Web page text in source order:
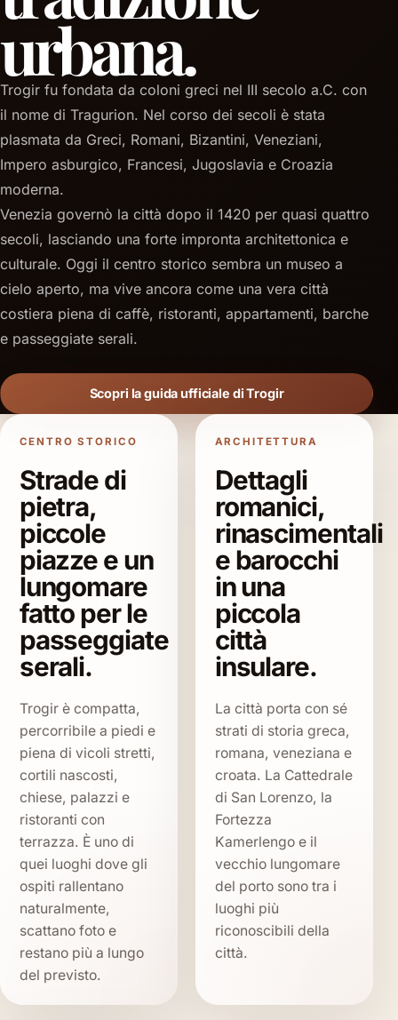
urbana.
Trogir fu fondata da coloni greci nel III secolo a.C. con
il nome di Tragurion. Nel corso dei secoli è stata
plasmata da Greci, Romani, Bizantini, Veneziani,
Impero asburgico, Francesi, Jugoslavia e Croazia
moderna.
Venezia governò la città dopo il 1420 per quasi quattro
secoli, lasciando una forte impronta architettonica e
culturale. Oggi il centro storico sembra un museo a
cielo aperto, ma vive ancora come una vera città
costiera piena di caffè, ristoranti, appartamenti, barche
e passeggiate serali.
Scopri la guida ufficiale di Trogir
CENTRO STORICO
Strade di
pietra,
piccole
piazze e un
lungomare
fatto per le
passeggiate
serali.
Trogir è compatta,
percorribile a piedi e
piena di vicoli stretti,
cortili nascosti,
chiese, palazzi e
ristoranti con
terrazza. È uno di
quei luoghi dove gli
ospiti rallentano
naturalmente,
scattano foto e
restano più a lungo
del previsto.
ARCHITETTURA
Dettagli
romanici,
rinascimentali
e barocchi
in una
piccola
città
insulare.
La città porta con sé
strati di storia greca,
romana, veneziana e
croata. La Cattedrale
di San Lorenzo, la
Fortezza
Kamerlengo e il
vecchio lungomare
del porto sono tra i
luoghi più
riconoscibili della
città.